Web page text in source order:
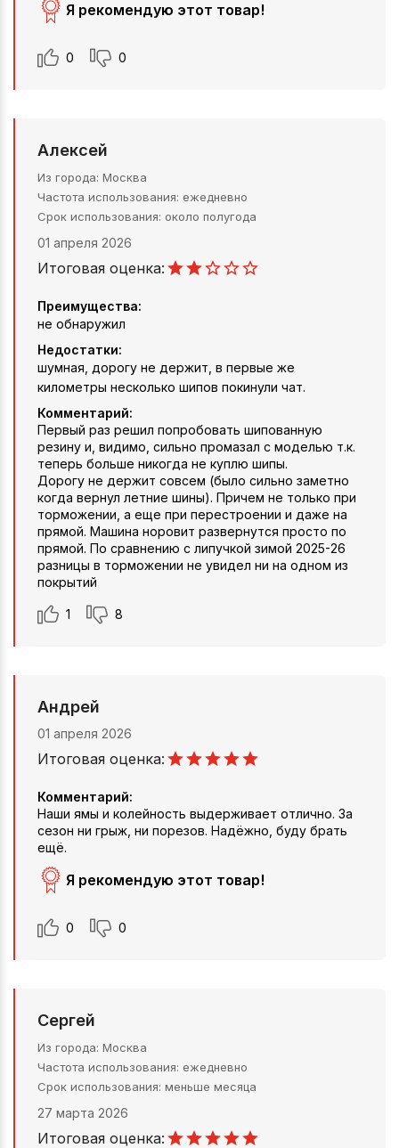
Я рекомендую этот товар!
0 0
Алексей
Из города Москва
Частота использования ежедневно
Срок использования около полугода
01 апреля 2026
Итоговая оценка:
Преимущества:
не обнаружил
Недостатки:
шумная, дорогу не держит, в первые же
километры несколько шипов покинули чат.
Комментарий:
Первый раз решил попробовать шипованную
резину и, видимо, сильно промазал с моделью т.к.
теперь больше никогда не куплю шипы.
Дорогу не держит совсем (было сильно заметно
когда вернул летние шины). Причем не только при
торможении, а еще при перестроении и даже на
прямой. Машина норовит развернутся просто по
прямой. По сравнению с липучкой зимой 2025-26
разницы в торможении не увидел ни на одном из
покрытий
1 8
Андрей
01 апреля 2026
Итоговая оценка:
Комментарий:
Наши ямы и колейность выдерживает отлично. За
сезон ни грыж, ни порезов. Надёжно, буду брать
ещё.
Я рекомендую этот товар!
0 0
Сергей
Из города Москва
Частота использования ежедневно
Срок использования меньше месяца
27 марта 2026
Итоговая оценка: